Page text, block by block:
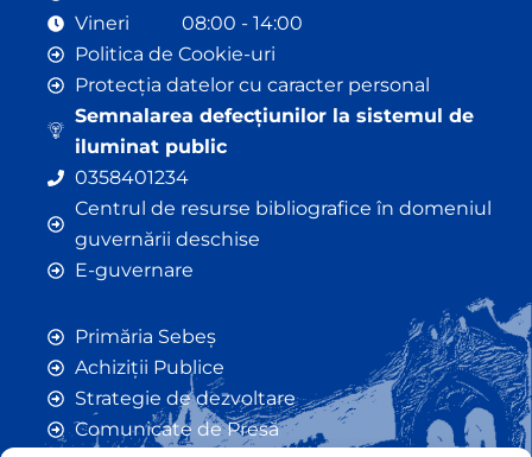
Vineri 08:00 - 14:00
Politica de Cookie-uri
Protecția datelor cu caracter personal
Semnalarea defecțiunilor la sistemul de
iluminat public
0358401234
Centrul de resurse bibliografice în domeniul
guvernării deschise
E-guvernare
Primăria Sebeș
Achiziții Publice
Strategie de dezvoltare
Comunicate de Presă